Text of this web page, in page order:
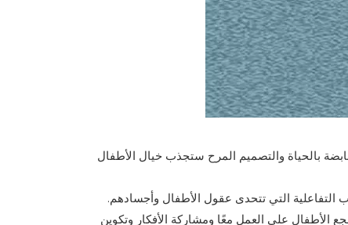
بالحياة والتصميم المرح ستجذب خيال الأطفال
التفاعلية التي تتحدى عقول الأطفال وأجسادهم.
الأطفال على العمل معًا ومشاركة الأفكار وتكوين